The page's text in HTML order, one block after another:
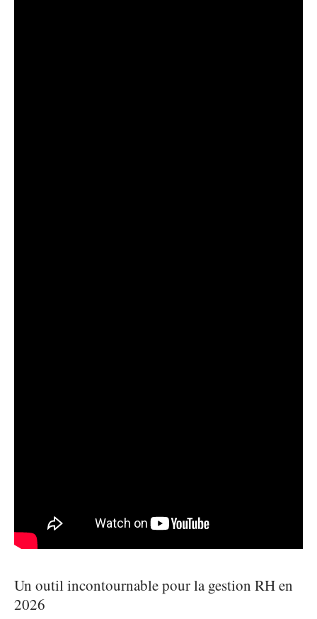
Un outil incontournable pour la gestion RH en
2026